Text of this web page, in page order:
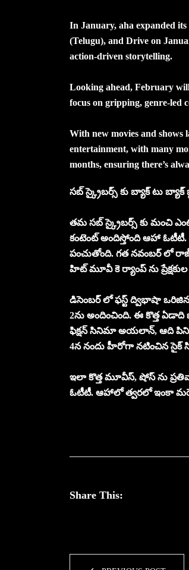
In January, aha expanded
(Telugu), and Drive on
action-driven storytelling.
Looking ahead, February
focus on gripping, genre-led
With new movies and shows
entertainment, with many
months, ensuring there’s
సబ్ స్క్రైబర్స్ కు బ్యాక్ టు బ్యాక్
తమ సబ్ స్క్రైబర్స్ కు మంచి
కంటెంట్ అందిస్తోంది ఆహా
పంచుతోంది. గత నవంబర్ లో
హిట్ మూవీ కె ర్యాంప్ ను
డిసెంబర్ లో ఫస్ట్ ద్విభాషా
2ను అందించింది. ఈ కొత్త
ఫిక్షన్ సినిమా అయలాన్, ఆది
4న నందు హీరోగా నటించిన సైక్
ఇలా కొత్త మూవీస్, షోస్ ను
ఓటీటీ. ఆహాలో త్వరలో ఇంకా
Share This: